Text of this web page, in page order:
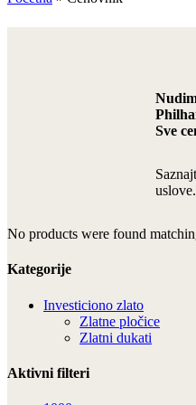
Sve
uslove.
No products were found
Kategorije
Investiciono zlato
Zlatne pločice
Zlatni dukati
Aktivni filteri